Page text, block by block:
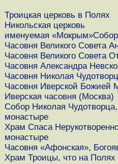
Троицкая церковь в Полях
Никольская церковь
именуемая
Часовня Великого Совета
Часовня Великого Совета
Часовня Александра
Часовня Николая
Часовня Иверской Божией
Иверская часовня (Москва)
Собор Николая
монастыре
Храм Спаса
монастыре
Часовня «Афонская»,
Храм Троицы, что на Полях